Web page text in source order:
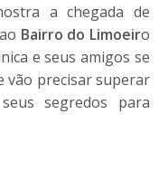
a chegada de
ao Bairro do Limoeiro
e seus amigos se
vão precisar superar
segredos para